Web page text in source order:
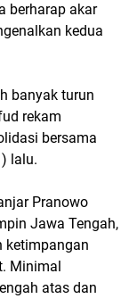
berharap akar
kedua
banyak turun
rekam
bersama
lalu.
Pranowo
Jawa Tengah,
ketimpangan
Minimal
atas dan